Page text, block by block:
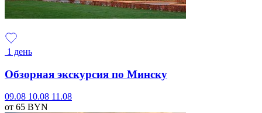
1 день
Обзорная экскурсия по Минску
09.08 10.08 11.08
от 65 BYN